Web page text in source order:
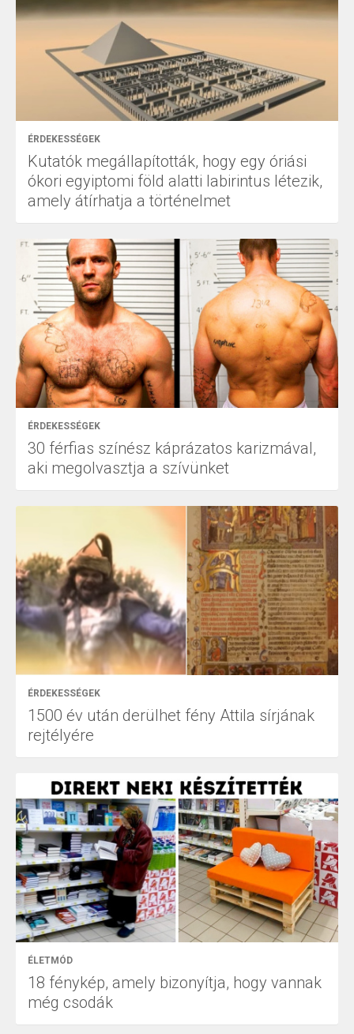
ÉRDEKESSÉGEK
Kutatók megállapították, hogy egy óriási
ókori egyiptomi föld alatti labirintus létezik,
amely átírhatja a történelmet
ÉRDEKESSÉGEK
30 férfias színész káprázatos karizmával,
aki megolvasztja a szívünket
ÉRDEKESSÉGEK
1500 év után derülhet fény Attila sírjának
rejtélyére
ÉLETMÓD
18 fénykép, amely bizonyítja, hogy vannak
még csodák